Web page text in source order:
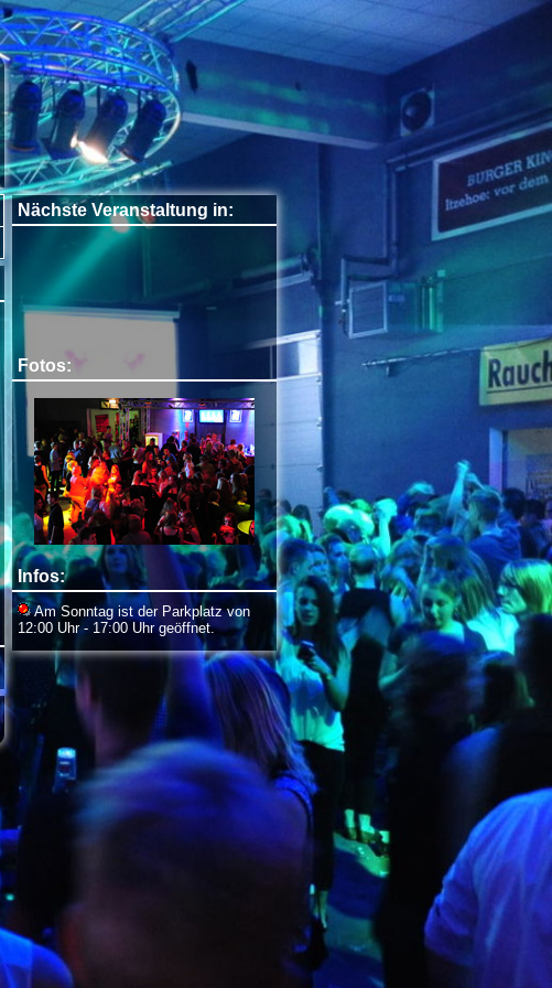
Nächste Veranstaltung in:
Fotos:
Infos:
Am Sonntag ist der Parkplatz von
12:00 Uhr - 17:00 Uhr geöffnet.